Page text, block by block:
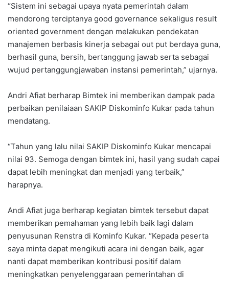
“Sistem ini sebagai upaya nyata pemerintah dalam
mendorong terciptanya good governance sekaligus result
oriented government dengan melakukan pendekatan
manajemen berbasis kinerja sebagai out put berdaya guna,
berhasil guna, bersih, bertanggung jawab serta sebagai
wujud pertanggungjawaban instansi pemerintah,” ujarnya.
Andri Afiat berharap Bimtek ini memberikan dampak pada
perbaikan penilaiaan SAKIP Diskominfo Kukar pada tahun
mendatang.
“Tahun yang lalu nilai SAKIP Diskominfo Kukar mencapai
nilai 93. Semoga dengan bimtek ini, hasil yang sudah capai
dapat lebih meningkat dan menjadi yang terbaik,”
harapnya.
Andi Afiat juga berharap kegiatan bimtek tersebut dapat
memberikan pemahaman yang lebih baik lagi dalam
penyusunan Renstra di Kominfo Kukar. “Kepada peserta
saya minta dapat mengikuti acara ini dengan baik, agar
nanti dapat memberikan kontribusi positif dalam
meningkatkan penyelenggaraan pemerintahan di